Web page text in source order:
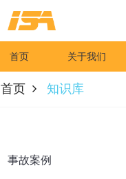
首页 关于我们
首页 知识库
事故案例